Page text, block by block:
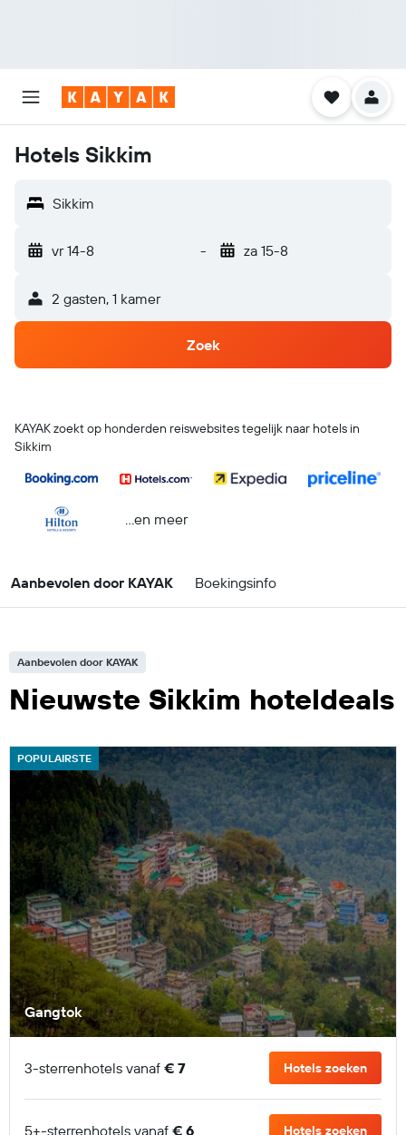
Hotels Sikkim
Sikkim
vr 14-8 - za 15-8
2 gasten, 1 kamer
Zoek
KAYAK zoekt op honderden reiswebsites tegelijk naar hotels in
Sikkim
...en meer
Aanbevolen door KAYAK Boekingsinfo
Aanbevolen door KAYAK
Nieuwste Sikkim hoteldeals
POPULAIRSTE
Gangtok
3-sterrenhotels vanaf € 7 Hotels zoeken
5+-sterrenhotels vanaf € 6 Hotels zoeken